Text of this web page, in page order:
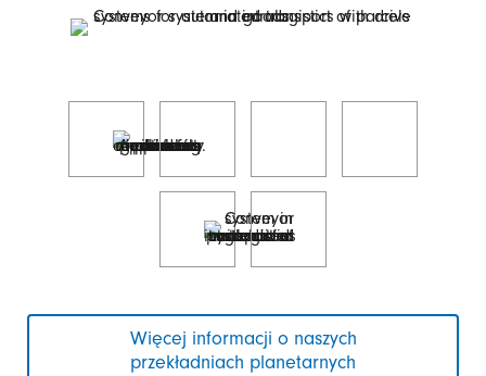
Więcej informacji o naszych
przekładniach planetarnych